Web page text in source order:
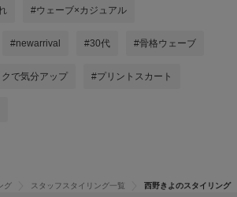
#ウェーブ×カジュアル
#newarrival #30代 #骨格ウェーブ
で気分アップ #プリントスカート
グ スタッフスタイリング一覧 西野きよのスタイリング